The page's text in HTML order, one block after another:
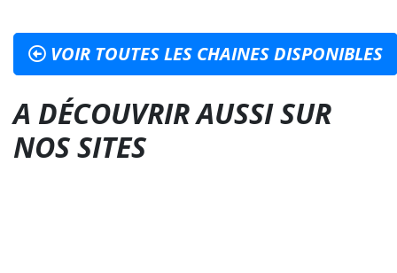
VOIR TOUTES LES CHAINES DISPONIBLES
A DÉCOUVRIR AUSSI SUR
NOS SITES